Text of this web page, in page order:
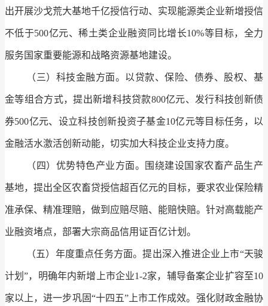
出开展沙戈荒大基地千亿授信行动、实现能源类企业新增授信
不低于500亿元、稀土类企业融资同比增长10%等目标，全力
服务国家重要能源和战略资源基地建设。
（三）科技金融方面。以贷款、保险、债券、股权、基
金等组合方式，提出新增科技贷款800亿元、发行科技创新债
券500亿元、设立科技创新投资子基金10亿元等目标任务，以
金融活水激活创新动能，切实加大科技企业支持力度。
（四）优势特色产业方面。围绕建设国家农畜产品生产
基地，提出全区农畜贷授信超百亿元的目标，要求农业保险精
准承保、精准理赔，做到应赔尽赔、能赔快赔。针对高载能产
业融资堵点，部署大宗商品信用证百亿计划。
（五）年度重点任务方面。提出深入推进企业上市“天骏
计划”，明确年内新增上市企业1-2家，辅导备案企业扩容至10
家以上，进一步巩固“十四五”上市工作成效。强化财政金融协